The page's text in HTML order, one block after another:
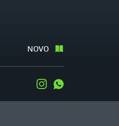
NOVO
Instagram